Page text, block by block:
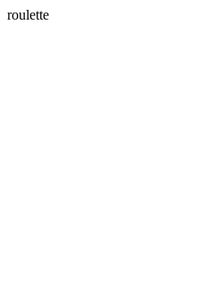
roulette